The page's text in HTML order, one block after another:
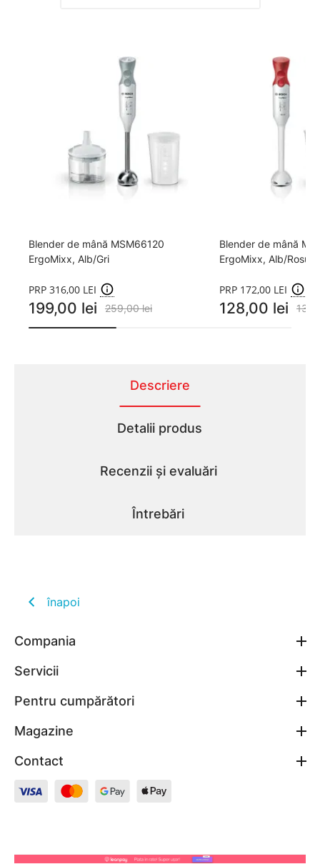
Blender de mână MSM66120
ErgoMixx, Alb/Gri
PRP 316,00 LEI
199,00 lei 259,00 lei
Blender de mână
ErgoMixx, Alb/Rosu
PRP 172,00 LEI
128,00 lei
Descriere
Detalii produs
Recenzii și evaluări
Întrebări
înapoi
Compania
Servicii
Pentru cumpărători
Magazine
Contact